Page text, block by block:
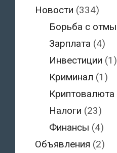
Новости (334)
Борьба с
Зарплата (4)
Инвестиции (1)
Криминал (1)
Криптовалюта
Налоги (23)
Финансы (4)
Объявления (2)